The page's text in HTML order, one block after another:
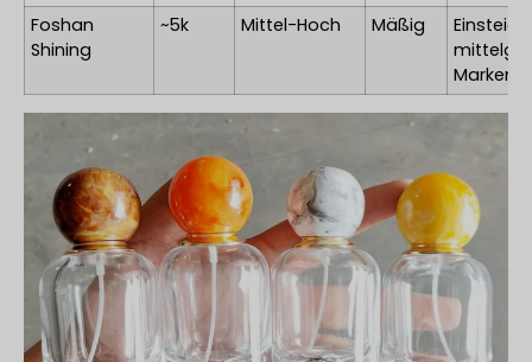
Foshan
Shining
~5k Mittel-Hoch Mäßig
Marken